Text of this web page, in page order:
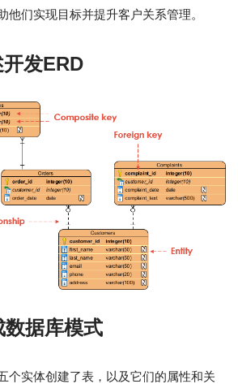
他们实现目标并提升客户关系管理。
发ERD
据库模式
个实体创建了表，以及它们的属性和关